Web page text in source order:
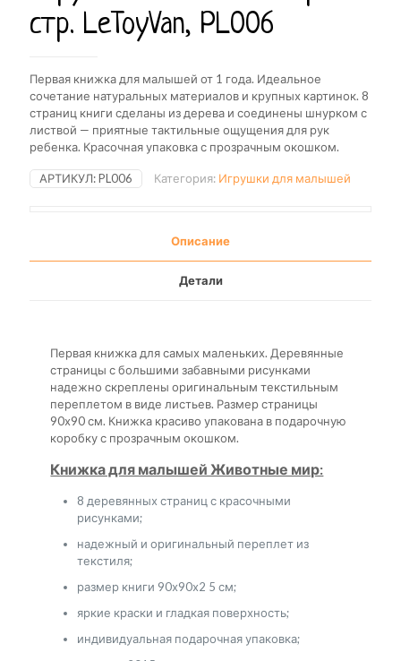
стр. LeToyVan, PL006
Первая книжка для малышей от 1 года. Идеальное
сочетание натуральных материалов и крупных картинок. 8
страниц книги сделаны из дерева и соединены шнурком с
листвой — приятные тактильные ощущения для рук
ребенка. Красочная упаковка с прозрачным окошком.
АРТИКУЛ:PL006 Категория: Игрушки для малышей
Описание
Детали
Первая книжка для самых маленьких. Деревянные
страницы с большими забавными рисунками
надежно скреплены оригинальным текстильным
переплетом в виде листьев. Размер страницы
90х90 см. Книжка красиво упакована в подарочную
коробку с прозрачным окошком.
Книжка для малышей Животные мир:
8 деревянных страниц с красочными
рисунками;
надежный и оригинальный переплет из
текстиля;
размер книги 90х90х2 5 см;
яркие краски и гладкая поверхность;
индивидуальная подарочная упаковка;